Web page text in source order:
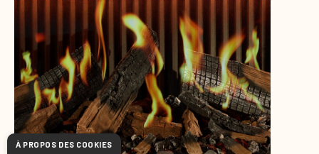
À PROPOS DES COOKIES